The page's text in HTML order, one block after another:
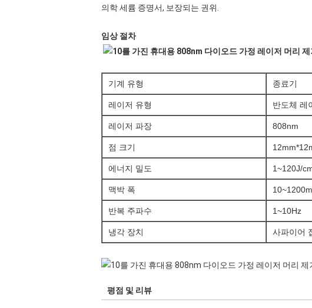
의학 세륨 증명서, 보장되는 권위.
임상 절차
기계 유형 종료기
레이저 유형 반도체 레
레이저 파장 808nm
점 크기
에너지 밀도 1~120J/
맥박 폭
반복 주파수 1~10Hz
냉각 장치 사파이어
평점 및 리뷰